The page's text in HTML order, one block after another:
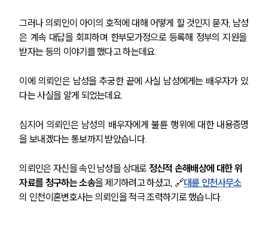
그러나 의뢰인이 아이의 호적에 대해 어떻게 할 것인지 묻자, 남성
은 계속 대답을 회피하며 한부모가정으로 등록해 정부의 지원을
받자는 등의 이야기를 했다고 하는데요.
이에 의뢰인은 남성을 추궁한 끝에 사실 남성에게는 배우자가 있
다는 사실을 알게 되었는데요.
심지어 의뢰인은 남성의 배우자에게 불륜 행위에 대한 내용증명
을 보내겠다는 통보까지 받았습니다.
의뢰인은 자신을 속인 남성을 상대로 정신적 손해배상에 대한 위
자료를 청구하는 소송을 제기하려고 하셨고, 🔗대륜 인천사무소
의 인천이혼변호사는 의뢰인을 적극 조력하기로 했습니다.